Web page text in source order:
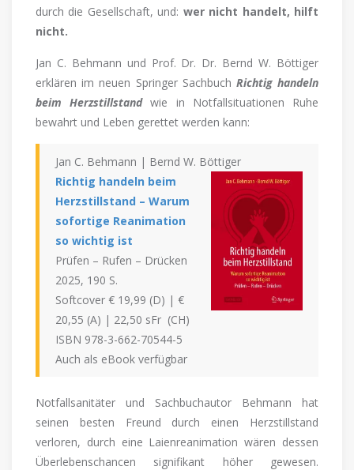
durch die Gesellschaft, und: wer nicht handelt, hilft
nicht.
Jan C. Behmann und Prof. Dr. Dr. Bernd W. Böttiger
erklären im neuen Springer Sachbuch Richtig handeln
beim Herzstillstandwie in Notfallsituationen Ruhe
bewahrt und Leben gerettet werden kann:
Jan C. Behmann | Bernd W. Böttiger
Richtig handeln beim
Herzstillstand – Warum
sofortige Reanimation
so wichtig ist
Prüfen – Rufen – Drücken
2025, 190 S.
Softcover € 19,99 (D) | €
20,55 (A) | 22,50 sFr (CH)
ISBN 978-3-662-70544-5
Auch als eBook verfügbar
Notfallsanitäter und Sachbuchautor Behmann hat
seinen besten Freund durch einen Herzstillstand
verloren, durch eine Laienreanimation wären dessen
Überlebenschancen signifikant höher gewesen.